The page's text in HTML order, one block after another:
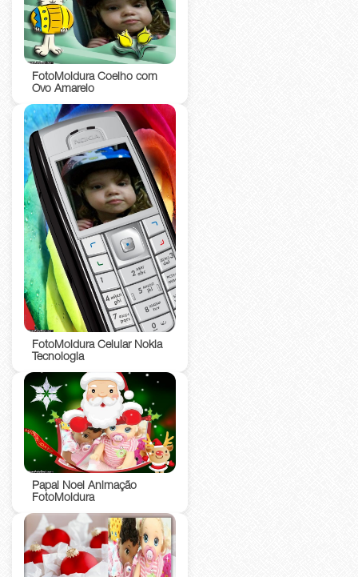
FotoMoldura Coelho com
Ovo Amarelo
FotoMoldura Celular Nokia
Tecnologia
Papai Noel Animação
FotoMoldura